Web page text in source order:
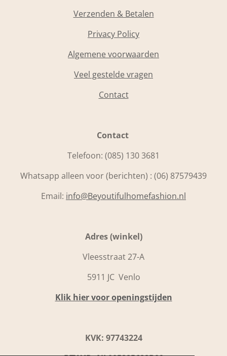
Verzenden & Betalen
Privacy Policy
Algemene voorwaarden
Veel gestelde vragen
Contact
Contact
Telefoon: (085) 130 3681
Whatsapp alleen voor (berichten) : (06) 87579439
Email: info@Beyoutifulhomefashion.nl
Adres (winkel)
Vleesstraat 27-A
5911 JC Venlo
Klik hier voor openingstijden
KVK: 97743224